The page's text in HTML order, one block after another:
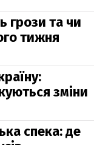
грози та чи
тижня
зміни
спека: де